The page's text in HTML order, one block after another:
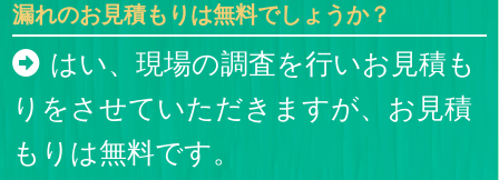
漏れのお見積もりは無料でしょうか？
はい、現場の調査を行いお見積も
りをさせていただきますが、お見積
もりは無料です。